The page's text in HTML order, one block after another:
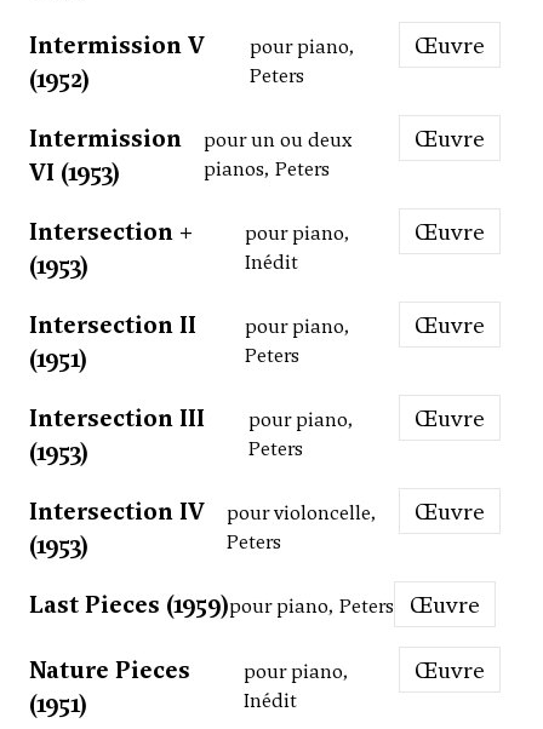
Intermission V
(1952)
pour piano,
Peters
Œuvre
Intermission
VI (1953)
pour un ou deux
pianos, Peters
Œuvre
Intersection +
(1953)
pour piano,
Inédit
Œuvre
Intersection II
(1951)
pour piano,
Peters
Œuvre
Intersection III
(1953)
pour piano,
Peters
Œuvre
Intersection IV
(1953)
pour violoncelle,
Peters
Œuvre
Last Pieces (1959)pour piano, Peters Œuvre
Nature Pieces
(1951)
pour piano,
Inédit
Œuvre